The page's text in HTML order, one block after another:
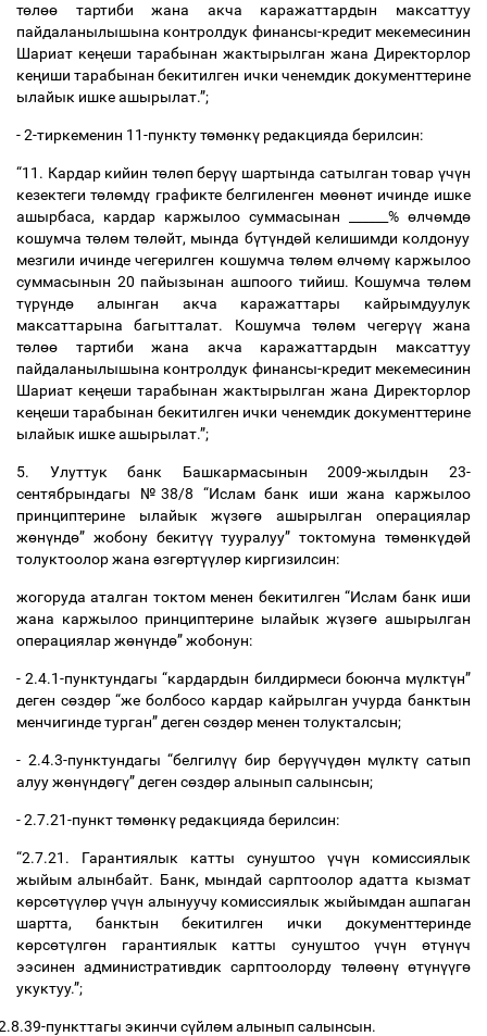
төлөө тартиби жана акча каражаттардын максаттуу
пайдаланылышына контролдук финансы-кредит мекемесинин
Шариат кеңеши тарабынан жактырылган жана Директорлор
кеңиши тарабынан бекитилген ички ченемдик документтерине
ылайык ишке ашырылат.”;
- 2-тиркеменин 11-пункту төмөнкү редакцияда берилсин:
“11. Кардар кийин төлөп берүү шартында сатылган товар үчүн
кезектеги төлөмдү графикте белгиленген мөөнөт ичинде ишке
ашырбаса, кардар каржылоо суммасынан ______% өлчөмдө
кошумча төлөм төлөйт, мында бүтүндөй келишимди колдонуу
мезгили ичинде чегерилген кошумча төлөм өлчөмүкаржылоо
суммасынын 20 пайызынан ашпоого тийиш. Кошумча төлөм
түрүндө алынган акча каражаттары кайрымдуулук
максаттарына багытталат. Кошумча төлөм чегерүүжана
төлөө тартиби жана акча каражаттардын максаттуу
пайдаланылышына контролдук финансы-кредит мекемесинин
Шариат кеңеши тарабынан жактырылган жана Директорлор
кеңеши тарабынан бекитилген ички ченемдик документтерине
ылайык ишке ашырылат.”;
5. Улуттук банк Башкармасынын 2009-жылдын 23-
сентябрындагы №38/8 “Ислам банк иши жана каржылоо
принциптерине ылайык жүзөгө ашырылган операциялар
жөнүндө” жобону бекитүүтууралуу” токтомуна төмөнкүдөй
толуктоолор жана өзгөртүүлөр киргизилсин:
жогоруда аталган токтом менен бекитилген “Ислам банк иши
жана каржылоо принциптерине ылайык жүзөгө ашырылган
операциялар жөнүндө” жобонун:
- 2.4.1-пунктундагы “кардардын билдирмеси боюнча мүлктүн”
деген сөздөр “же болбосо кардар кайрылган учурда банктын
менчигинде турган” деген сөздөр менен толукталсын;
- 2.4.3-пунктундагы “белгилүү бир берүүчүдөн мүлктү сатып
алуу жөнүндөгү” деген сөздөр алынып салынсын;
- 2.7.21-пункт төмөнкү редакцияда берилсин:
“2.7.21. Гарантиялык катты сунуштоо үчүн комиссиялык
жыйым алынбайт. Банк, мындай сарптоолор адатта кызмат
көрсөтүүлөрүчүн алынуучу комиссиялык жыйымдан ашпаган
шартта, банктын бекитилген ички документтеринде
көрсөтүлгөн гарантиялык катты сунуштооүчүнөтүнүч
ээсинен административдик сарптоолорду төлөөнү өтүнүүгө
укуктуу.”;
пункттагы экинчи сүйлөм алынып салынсын.